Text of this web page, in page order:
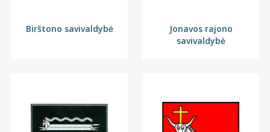
Birštono savivaldybė
Jonavos rajono
savivaldybė